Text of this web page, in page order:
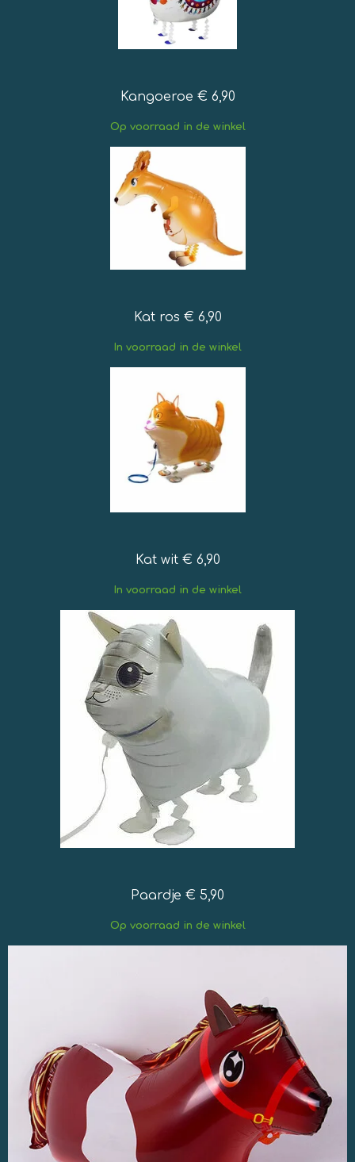
Kangoeroe € 6,90
Op voorraad in de winkel
Kat ros € 6,90
In voorraad in de winkel
Kat wit € 6,90
In voorraad in de winkel
Paardje € 5,90
Op voorraad in de winkel